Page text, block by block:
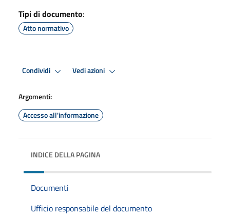
Tipi di documento:
Atto normativo
Condividi Vedi azioni
Argomenti:
Accesso all'informazione
INDICE DELLA PAGINA
Documenti
Ufficio responsabile del documento